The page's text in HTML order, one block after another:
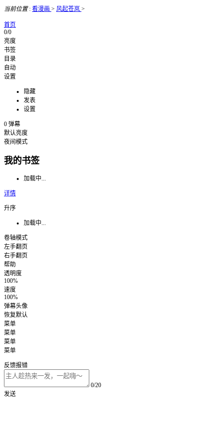
当前位置: 看漫画 > 风起苍岚 >
首页
0/0
亮度
书签
目录
自动
设置
隐藏
发表
设置
0 弹幕
默认亮度
夜间模式
我的书签
加载中...
详情
升序
加载中...
卷轴模式
左手翻页
右手翻页
帮助
透明度
100%
速度
100%
弹幕头像
恢复默认
菜单
菜单
菜单
菜单
反馈报错
0/20
发送